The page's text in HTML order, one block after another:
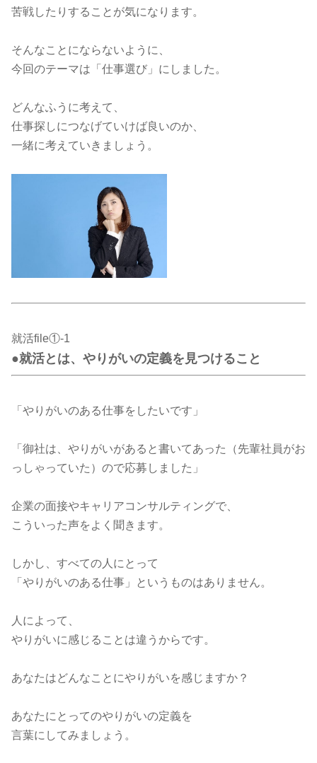
苦戦したりすることが気になります。
そんなことにならないように、
今回のテーマは「仕事選び」にしました。
どんなふうに考えて、
仕事探しにつなげていけば良いのか、
一緒に考えていきましょう。
就活file①-1
●就活とは、やりがいの定義を見つけること
「やりがいのある仕事をしたいです」
「御社は、やりがいがあると書いてあった（先輩社員がお
っしゃっていた）ので応募しました」
企業の面接やキャリアコンサルティングで、
こういった声をよく聞きます。
しかし、すべての人にとって
「やりがいのある仕事」というものはありません。
人によって、
やりがいに感じることは違うからです。
あなたはどんなことにやりがいを感じますか？
あなたにとってのやりがいの定義を
言葉にしてみましょう。